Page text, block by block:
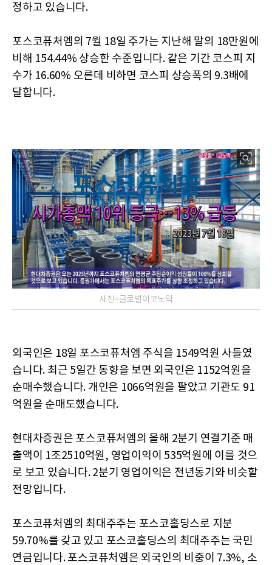
정하고 있습니다.
포스코퓨처엠의 7월 18일 주가는 지난해 말의 18만원에
비해 154.44% 상승한 수준입니다. 같은 기간 코스피 지
수가 16.60% 오른데 비하면 코스피 상승폭의 9.3배에
달합니다.
사진=글로벌이코노믹
외국인은 18일 포스코퓨처엠 주식을 1549억원 사들였
습니다. 최근 5일간 동향을 보면 외국인은 1152억원을
순매수했습니다. 개인은 1066억원을 팔았고 기관도 91
억원을 순매도했습니다.
현대차증권은 포스코퓨처엠의 올해 2분기 연결기준 매
출액이 1조2510억원, 영업이익이 535억원에 이를 것으
로 보고 있습니다. 2분기 영업이익은 전년동기와 비슷할
전망입니다.
포스코퓨처엠의 최대주주는 포스코홀딩스로 지분
59.70%를 갖고 있고 포스코홀딩스의 최대주주는 국민
연금입니다. 포스코퓨처엠은 외국인의 비중이 7.3%, 소